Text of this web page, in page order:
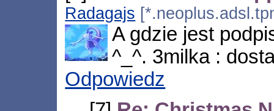
Radagajs
A gdzie jest
^_^. 3milka :
Odpowiedz